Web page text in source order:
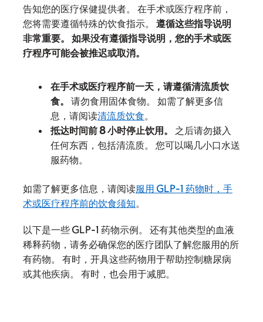
告知您的医疗保健提供者。 在手术或医疗程序前，
您将需要遵循特殊的饮食指示。 遵循这些指导说明
非常重要。 如果没有遵循指导说明，您的手术或医
疗程序可能会被推迟或取消。
在手术或医疗程序前一天，请遵循清流质饮
食。
请勿食用固体食物。 如需了解更多信
息，请阅读清流质饮食。
抵达时间前 8 小时停止饮用。
之后请勿摄入
任何东西，包括清流质。 您可以喝几小口水送
服药物。
如需了解更多信息，请阅读服用 GLP-1 药物时，手
术或医疗程序前的饮食须知。
以下是一些 GLP-1 药物示例。 还有其他类型的血液
稀释药物，请务必确保您的医疗团队了解您服用的所
有药物。 有时，开具这些药物用于帮助控制糖尿病
或其他疾病。 有时，也会用于减肥。